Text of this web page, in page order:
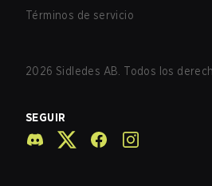
Términos de servicio
2026 Sidledes AB. Todos los
SEGUIR